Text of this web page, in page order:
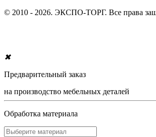
© 2010 - 2026. ЭКСПО-ТОРГ. Все права
✖
Предварительный заказ
на производство мебельных деталей
Обработка материала